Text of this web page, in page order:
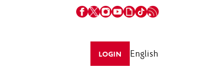
LOGIN English